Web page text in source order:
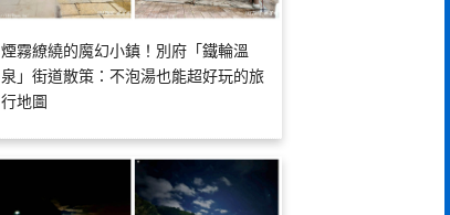
煙霧繚繞的魔幻小鎮！別府「鐵輪溫
泉」街道散策：不泡湯也能超好玩的旅
行地圖